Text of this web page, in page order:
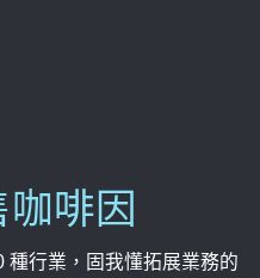
啡因
行業，固我懂拓展業務的